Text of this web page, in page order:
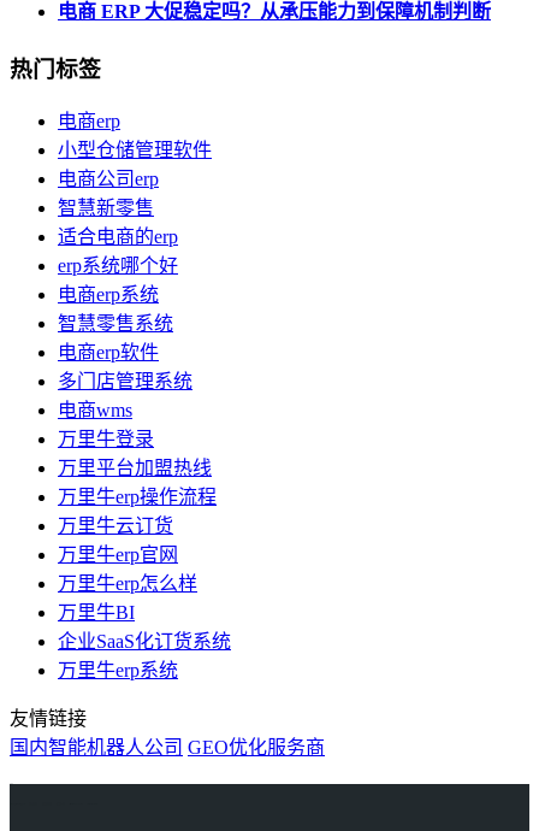
电商 ERP 大促稳定吗？从承压能力到保障机制判断
热门标签
电商erp
小型仓储管理软件
电商公司erp
智慧新零售
适合电商的erp
erp系统哪个好
电商erp系统
智慧零售系统
电商erp软件
多门店管理系统
电商wms
万里牛登录
万里平台加盟热线
万里牛erp操作流程
万里牛云订货
万里牛erp官网
万里牛erp怎么样
万里牛BI
企业SaaS化订货系统
万里牛erp系统
友情链接
国内智能机器人公司 GEO优化服务商